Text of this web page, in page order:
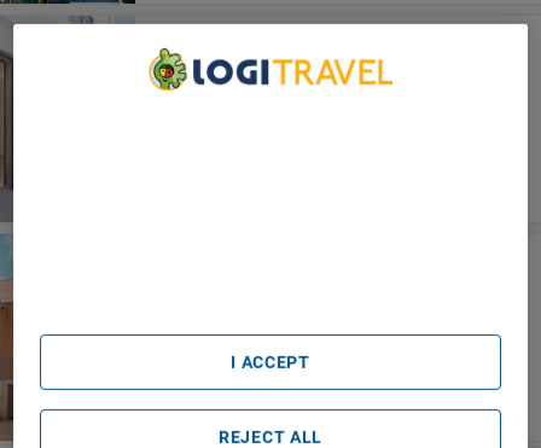
Otranto
REJECT ALL
I ACCEPT